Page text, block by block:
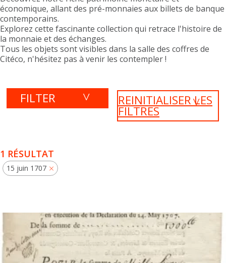
économique, allant des pré-monnaies aux billets de banque
contemporains.
Explorez cette fascinante collection qui retrace l'histoire de
la monnaie et des échanges.
Tous les objets sont visibles dans la salle des coffres de
Citéco, n'hésitez pas à venir les contempler !
FILTER REINITIALISER LES
FILTRES
1 RÉSULTAT
15 juin 1707